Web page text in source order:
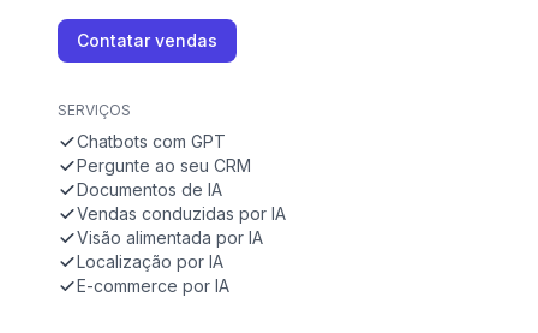
Contatar vendas
SERVIÇOS
Chatbots com GPT
Pergunte ao seu CRM
Documentos de IA
Vendas conduzidas por IA
Visão alimentada por IA
Localização por IA
E-commerce por IA